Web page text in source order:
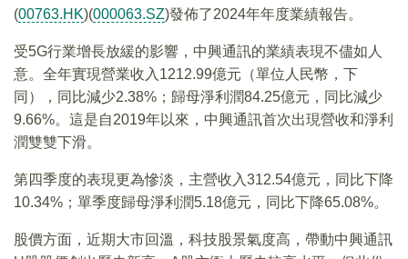
(00763.HK)(000063.SZ)發佈了2024年年度業績報告。
受5G行業增長放緩的影響，中興通訊的業績表現不儘如人
意。全年實現營業收入1212.99億元（單位人民幣，下
同），同比減少2.38%；歸母淨利潤84.25億元，同比減少
9.66%。這是自2019年以來，中興通訊首次出現營收和淨利
潤雙雙下滑。
第四季度的表現更為慘淡，主營收入312.54億元，同比下降
10.34%；單季度歸母淨利潤5.18億元，同比下降65.08%。
股價方面，近期大市回溫，科技股景氣度高，帶動中興通訊